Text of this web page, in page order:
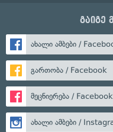
გაიგე
ახალი ამბები /
გართობა / Facebook
მეცნიერება / Facebook
ახალი ამბები /